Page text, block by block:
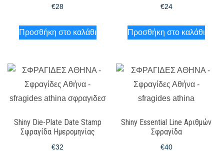
€28
Προσθήκη στο καλάθι
€24
Προσθήκη στο καλάθι
Shiny Die-Plate Date Stamp
Σφραγίδα Ημερομηνίας
€32
Shiny Essential Line Αριθμών
Σφραγίδα
€40